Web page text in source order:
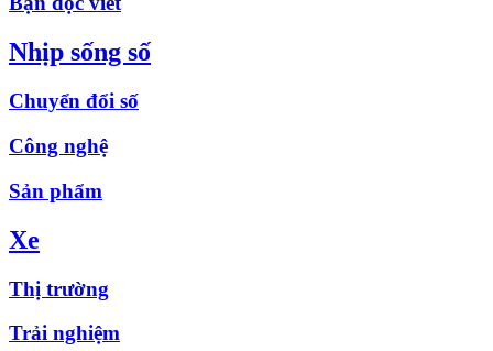
Nhịp sống số
Chuyển đổi số
Công nghệ
Sản phẩm
Xe
Thị trường
Trải nghiệm